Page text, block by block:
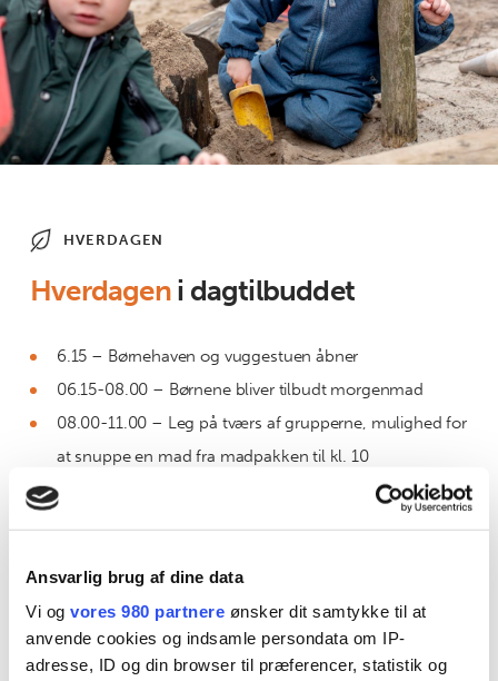
Ansvarlig brug af dine data
Vi og vores 980 partnere ønsker dit samtykke til at
anvende cookies og indsamle persondata om IP-
adresse, ID og din browser til præferencer, statistik og
HVERDAGEN
Hverdageni dagtilbuddet
6.15 – Børnehaven og vuggestuen åbner
06.15-08.00 – Børnene bliver tilbudt morgenmad
08.00-11.00 – Leg på tværs af grupperne, mulighed for
at snuppe en mad fra madpakken til kl. 10
09.00-11.00 – Gruppetid, pædagogiske aktiviteter
12.00-14.00 – Vi går på legepladsen, de mindste sover
lur
14.00-15.30 – Vi spiser vores medbragte